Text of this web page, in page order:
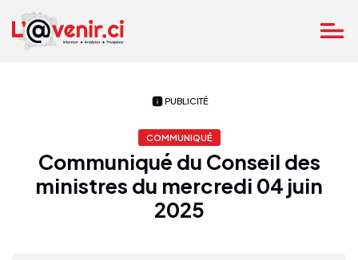
PUBLICITÉ
COMMUNIQUÉ
Communiqué du Conseil des
ministres du mercredi 04 juin
2025